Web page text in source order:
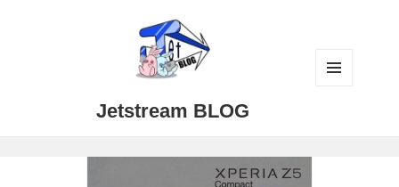
Jetstream BLOG